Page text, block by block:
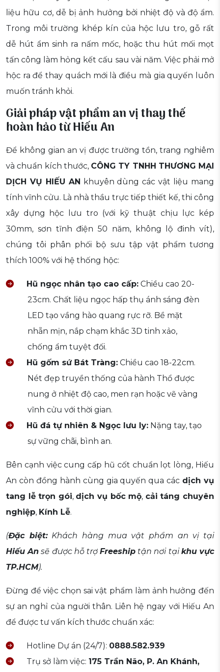
liệu hữu cơ, dễ bị ảnh hưởng bởi nhiệt độ và độ ẩm.
Trong môi trường khép kín của hộc lưu tro, gỗ rất
dễ hút ẩm sinh ra nấm mốc, hoặc thu hút mối mọt
tấn công làm hỏng kết cấu sau vài năm. Việc phải mở
hộc ra để thay quách mới là điều mà gia quyến luôn
muốn tránh khỏi.
Giải pháp vật phẩm an vị thay thế
hoàn hảo từ Hiếu An
Để không gian an vị được trường tồn, trang nghiêm
và chuẩn kích thước, CÔNG TY TNHH THƯƠNG MẠI
DỊCH VỤ HIẾU AN
khuyên dùng các vật liệu mang
tính vĩnh cửu. Là nhà thầu trực tiếp thiết kế, thi công
xây dựng hộc lưu tro (với kỹ thuật chịu lực kép
30mm, sơn tĩnh điện 50 năm, không lộ đinh vít),
chúng tôi phân phối bộ sưu tập vật phẩm tương
thích 100% với hệ thống hộc:
Hũ ngọc nhân tạo cao cấp: Chiều cao 20-
23cm. Chất liệu ngọc hấp thụ ánh sáng đèn
LED tạo vầng hào quang rực rỡ. Bề mặt
nhẵn mịn, nắp chạm khắc 3D tinh xảo,
chống ẩm tuyệt đối.
Hũ gốm sứ Bát Tràng: Chiều cao 18-22cm.
Nét đẹp truyền thống của hành Thổ được
nung ở nhiệt độ cao, men rạn hoặc vẽ vàng
vĩnh cửu với thời gian.
Hũ đá tự nhiên & Ngọc lưu ly: Nặng tay, tạo
sự vững chãi, bình an.
Bên cạnh việc cung cấp hũ cốt chuẩn lọt lòng, Hiếu
An còn đồng hành cùng gia quyến qua các dịch vụ
tang lễ trọn gói, dịch vụ bốc mộ, cải táng chuyên
nghiệp, Kính Lễ.
(Đặc biệt:Khách hàng mua vật phẩm an vị tại
Hiếu An sẽ được hỗ trợFreeship tận nơi tạikhu vực
TP.HCM).
Đừng để việc chọn sai vật phẩm làm ảnh hưởng đến
sự an nghỉ của người thân. Liên hệ ngay với Hiếu An
để được tư vấn kích thước chuẩn xác:
Hotline Dự án (24/7): 0888.582.939
Trụ sở làm việc: 175 Trần Não, P. An Khánh,